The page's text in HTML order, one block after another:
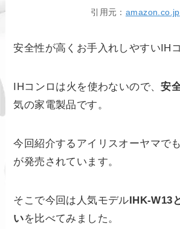
引用元： amazon.co.jp
安全性が高くお手入れしやすいIHコ
IHコンロは火を使わないので、安
気の家電製品です。
今回紹介するアイリスオーヤマで
が発売されています。
そこで今回は人気モデルIHK-W13
いを比べてみました。